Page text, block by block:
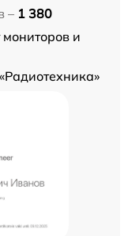
– 1 380
мониторов и